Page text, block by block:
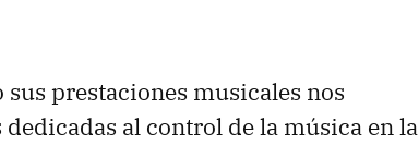
prestaciones musicales nos
al control de la música en la